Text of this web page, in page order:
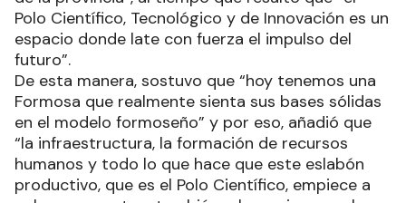
Polo Científico, Tecnológico y de Innovación es un
espacio donde late con fuerza el impulso del
futuro”.
De esta manera, sostuvo que “hoy tenemos una
Formosa que realmente sienta sus bases sólidas
en el modelo formoseño” y por eso, añadió que
“la infraestructura, la formación de recursos
humanos y todo lo que hace que este eslabón
productivo, que es el Polo Científico, empiece a